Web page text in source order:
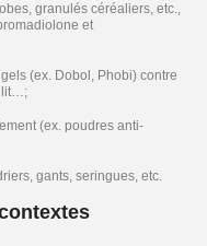
granulés céréaliers, etc.,
et
(ex. Dobol, Phobi) contre
lit…;
(ex. poudres anti-
gants, seringues, etc.